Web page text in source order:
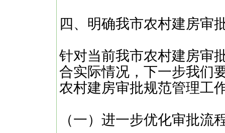
四、明确我市农村建房审
针对当前我市农村建房审
合实际情况，下一步我们
农村建房审批规范管理工
（一）进一步优化审批流